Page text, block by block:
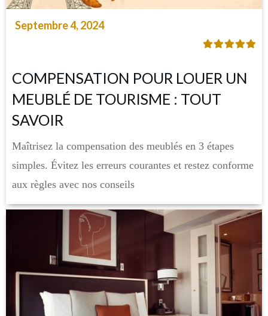
Septembre 4, 2024
COMPENSATION POUR LOUER UN
MEUBLÉ DE TOURISME : TOUT
SAVOIR
Maîtrisez la compensation des meublés en 3 étapes
simples. Évitez les erreurs courantes et restez conforme
aux règles avec nos conseils